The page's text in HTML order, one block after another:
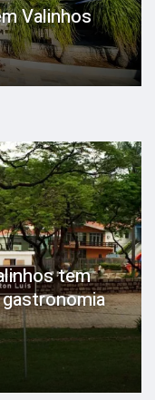
Valinhos
tem